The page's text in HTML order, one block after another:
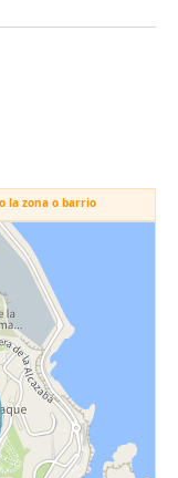
la zona o barrio